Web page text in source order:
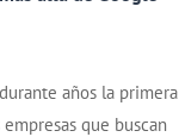
años la primera
que buscan